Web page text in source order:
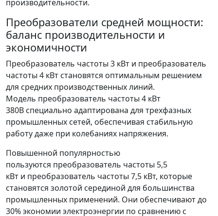
производительности.
Преобразователи средней мощности:
баланс производительности и
экономичности
Преобразователь частоты 3 кВт и преобразователь
частоты 4 кВт становятся оптимальным решением
для средних производственных линий.
Модель преобразователь частоты 4 кВт
380В специально адаптирована для трехфазных
промышленных сетей, обеспечивая стабильную
работу даже при колебаниях напряжения.
Повышенной популярностью
пользуются преобразователь частоты 5,5
кВт и преобразователь частоты 7,5 кВт, которые
становятся золотой серединой для большинства
промышленных применений. Они обеспечивают до
30% экономии электроэнергии по сравнению с